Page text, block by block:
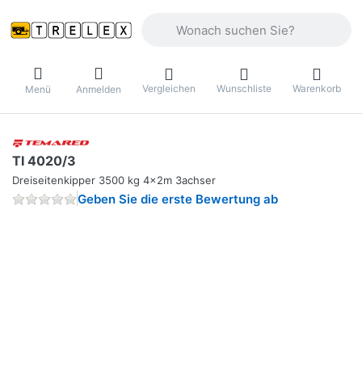
Menü Anmelden Vergleichen Wunschliste Warenkorb
TI 4020/3
Dreiseitenkipper 3500 kg 4x2m 3achser
Geben Sie die erste Bewertung ab